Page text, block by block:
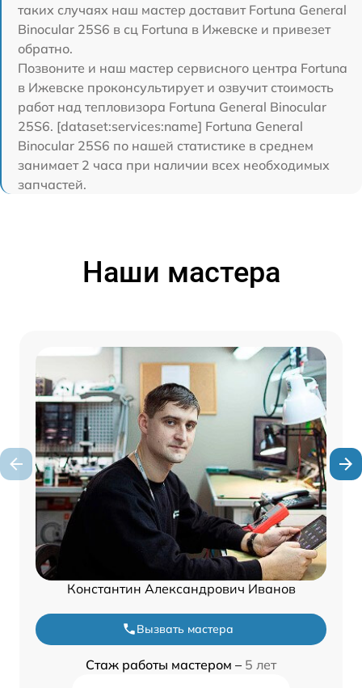
таких случаях наш мастер доставит Fortuna General
Binocular 25S6 в сц Fortuna в Ижевске и привезет
обратно.
Позвоните и наш мастер сервисного центра Fortuna
в Ижевске проконсультирует и озвучит стоимость
работ над тепловизора Fortuna General Binocular
25S6. [dataset:services:name] Fortuna General
Binocular 25S6 по нашей статистике в среднем
занимает 2 часа при наличии всех необходимых
запчастей.
Наши мастера
Константин Александрович Иванов
Вызвать мастера
Стаж работы мастером – 5 лет